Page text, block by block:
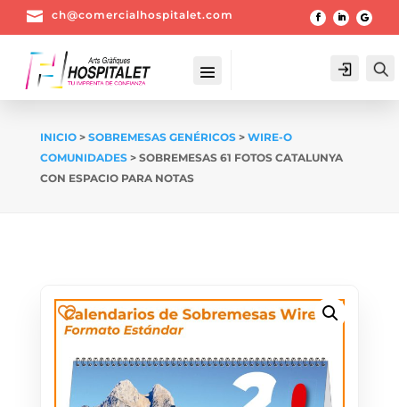
 ch@comercialhospitalet.com
Login
INICIO> SOBREMESAS GENÉRICOS> WIRE-O
COMUNIDADES> SOBREMESAS 61 FOTOS CATALUNYA
CON ESPACIO PARA NOTAS